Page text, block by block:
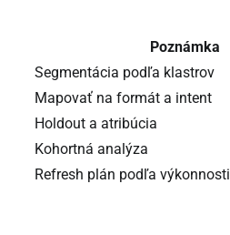
Poznámka
Segmentácia podľa klastrov
Mapovať na formát a intent
Holdout a atribúcia
Kohortná analýza
Refresh plán podľa výkonnosti